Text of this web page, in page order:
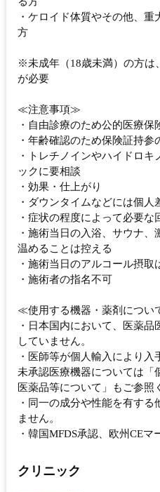
・ケロイド体質やその他、
方
※未成年（18歳未満）の方は
が必要
≪注意事項≫
・自由診療のため公的医療保
・年齢確認のため保険証持参
・トレチノインやハイドロ
ックに要相談
・効果・仕上がり
・ダウンタイムなどには個人
・症状の程度によって必要な
・施術当日の入浴、サウナ
温めることは控える
・施術当日のアルコール摂取
・施術者の指名不可
≪使用する機器・薬剤につい
・日本国内において、医薬
していません。
・医師等が個人輸入により入
未承認医療機器については「
医薬品等について」もご参照
・同一の成分や性能を有す
ません。
・韓国MFDS承認、欧州CEマ
クリニック